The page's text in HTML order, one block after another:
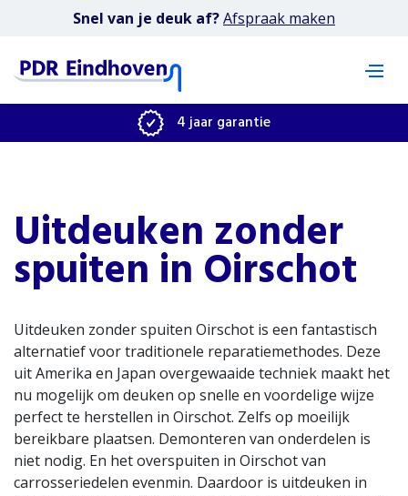
Snel van je deuk af?Afspraak maken
4 jaar garantie
Uitdeuken zonder
spuiten in Oirschot
Uitdeuken zonder spuiten Oirschot is een fantastisch
alternatief voor traditionele reparatiemethodes. Deze
uit Amerika en Japan overgewaaide techniek maakt het
nu mogelijk om deuken op snelle en voordelige wijze
perfect te herstellen in Oirschot. Zelfs op moeilijk
bereikbare plaatsen. Demonteren van onderdelen is
niet nodig. En het overspuiten in Oirschotvan
carrosseriedelen evenmin. Daardoor is uitdeuken in